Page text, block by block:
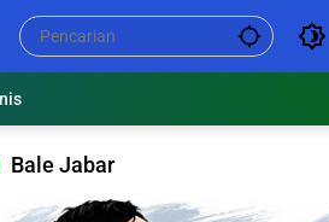
Bale Jabar